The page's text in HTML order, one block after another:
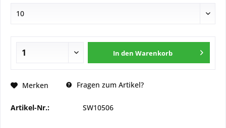
In den Warenkorb
Merken Fragen zum Artikel?
Artikel-Nr.: SW10506